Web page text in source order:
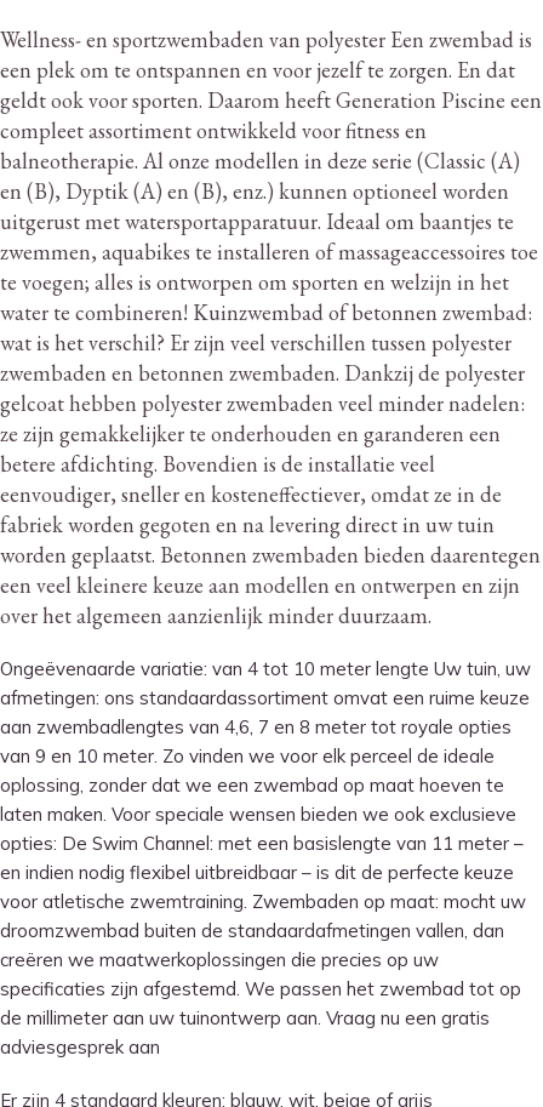
Wellness- en sportzwembaden van polyester Een zwembad is
een plek om te ontspannen en voor jezelf te zorgen. En dat
geldt ook voor sporten. Daarom heeft Generation Piscine een
compleet assortiment ontwikkeld voor fitness en
balneotherapie. Al onze modellen in deze serie (Classic (A)
en (B), Dyptik (A) en (B), enz.) kunnen optioneel worden
uitgerust met watersportapparatuur. Ideaal om baantjes te
zwemmen, aquabikes te installeren of massageaccessoires toe
te voegen; alles is ontworpen om sporten en welzijn in het
water te combineren! Kuinzwembad of betonnen zwembad:
wat is het verschil? Er zijn veel verschillen tussen polyester
zwembaden en betonnen zwembaden. Dankzij de polyester
gelcoat hebben polyester zwembaden veel minder nadelen:
ze zijn gemakkelijker te onderhouden en garanderen een
betere afdichting. Bovendien is de installatie veel
eenvoudiger, sneller en kosteneffectiever, omdat ze in de
fabriek worden gegoten en na levering direct in uw tuin
worden geplaatst. Betonnen zwembaden bieden daarentegen
een veel kleinere keuze aan modellen en ontwerpen en zijn
over het algemeen aanzienlijk minder duurzaam.
Ongeëvenaarde variatie: van 4 tot 10 meter lengte Uw tuin, uw
afmetingen: ons standaardassortiment omvat een ruime keuze
aan zwembadlengtes van 4,6, 7 en 8 meter tot royale opties
van 9 en 10 meter. Zo vinden we voor elk perceel de ideale
oplossing, zonder dat we een zwembad op maat hoeven te
laten maken. Voor speciale wensen bieden we ook exclusieve
opties: De Swim Channel: met een basislengte van 11 meter –
en indien nodig flexibel uitbreidbaar – is dit de perfecte keuze
voor atletische zwemtraining. Zwembaden op maat: mocht uw
droomzwembad buiten de standaardafmetingen vallen, dan
creëren we maatwerkoplossingen die precies op uw
specificaties zijn afgestemd. We passen het zwembad tot op
de millimeter aan uw tuinontwerp aan. Vraag nu een gratis
adviesgesprek aan
Er zijn 4 standaard kleuren: blauw, wit, beige of grijs